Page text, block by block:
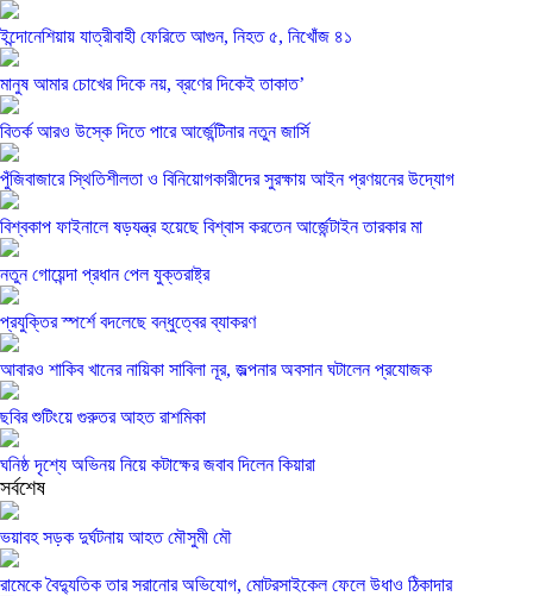
ইন্দোনেশিয়ায় যাত্রীবাহী ফেরিতে আগুন, নিহত ৫, নিখোঁজ ৪১
মানুষ আমার চোখের দিকে নয়, ব্রণের দিকেই তাকাত’
বিতর্ক আরও উস্কে দিতে পারে আর্জেন্টিনার নতুন জার্সি
পুঁজিবাজারে স্থিতিশীলতা ও বিনিয়োগকারীদের সুরক্ষায় আইন প্রণয়নের উদ্যোগ
বিশ্বকাপ ফাইনালে ষড়যন্ত্র হয়েছে বিশ্বাস করতেন আর্জেন্টাইন তারকার মা
নতুন গোয়েন্দা প্রধান পেল যুক্তরাষ্ট্র
প্রযুক্তির স্পর্শে বদলেছে বন্ধুত্বের ব্যাকরণ
আবারও শাকিব খানের নায়িকা সাবিলা নূর, জল্পনার অবসান ঘটালেন প্রযোজক
ছবির শুটিংয়ে গুরুতর আহত রাশমিকা
ঘনিষ্ঠ দৃশ্যে অভিনয় নিয়ে কটাক্ষের জবাব দিলেন কিয়ারা
সর্বশেষ
ভয়াবহ সড়ক দুর্ঘটনায় আহত মৌসুমী মৌ
রামেকে বৈদ্যুতিক তার সরানোর অভিযোগ, মোটরসাইকেল ফেলে উধাও ঠিকাদার